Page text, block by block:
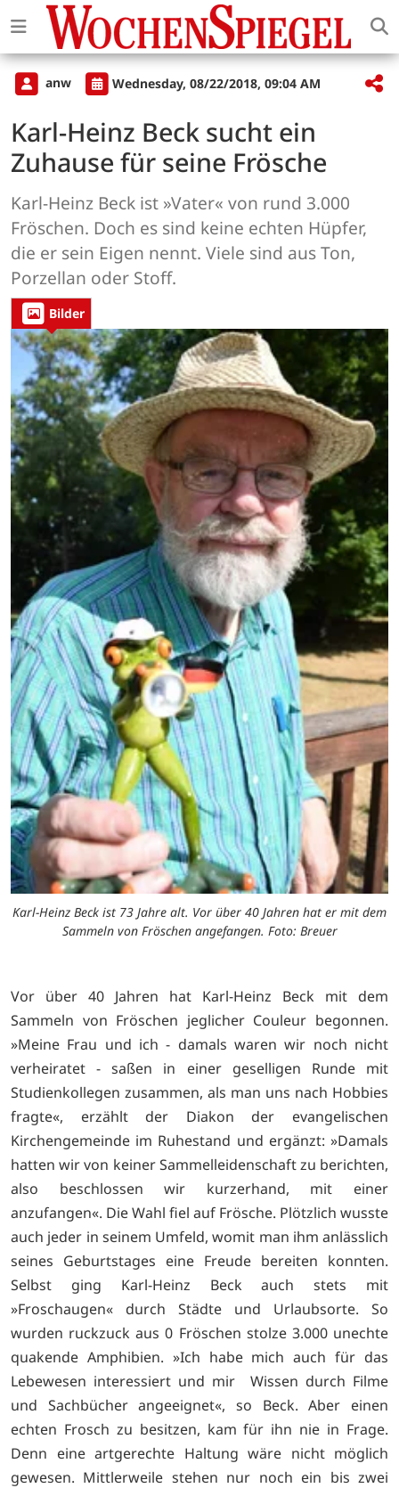
anw Wednesday, 08/22/2018, 09:04 AM
Karl-Heinz Beck sucht ein
Zuhause für seine Frösche
Karl-Heinz Beck ist »Vater« von rund 3.000
Fröschen. Doch es sind keine echten Hüpfer,
die er sein Eigen nennt. Viele sind aus Ton,
Porzellan oder Stoff.
Bilder
Karl-Heinz Beck ist 73 Jahre alt. Vor über 40 Jahren hat er mit dem
Sammeln von Fröschen angefangen. Foto: Breuer
Vor über 40 Jahren hat Karl-Heinz Beck mit dem
Sammeln von Fröschen jeglicher Couleur begonnen.
»Meine Frau und ich - damals waren wir noch nicht
verheiratet - saßen in einer geselligen Runde mit
Studienkollegen zusammen, als man uns nach Hobbies
fragte«, erzählt der Diakon der evangelischen
Kirchengemeinde im Ruhestand und ergänzt: »Damals
hatten wir von keiner Sammelleidenschaft zu berichten,
also beschlossen wir kurzerhand, mit einer
anzufangen«. Die Wahl fiel auf Frösche. Plötzlich wusste
auch jeder in seinem Umfeld, womit man ihm anlässlich
seines Geburtstages eine Freude bereiten konnten.
Selbst ging Karl-Heinz Beck auch stets mit
»Froschaugen« durch Städte und Urlaubsorte. So
wurden ruckzuck aus 0 Fröschen stolze 3.000 unechte
quakende Amphibien. »Ich habe mich auch für das
Lebewesen interessiert und mir Wissen durch Filme
und Sachbücher angeeignet«, so Beck. Aber einen
echten Frosch zu besitzen, kam für ihn nie in Frage.
Denn eine artgerechte Haltung wäre nicht möglich
gewesen. Mittlerweile stehen nur noch ein bis zwei